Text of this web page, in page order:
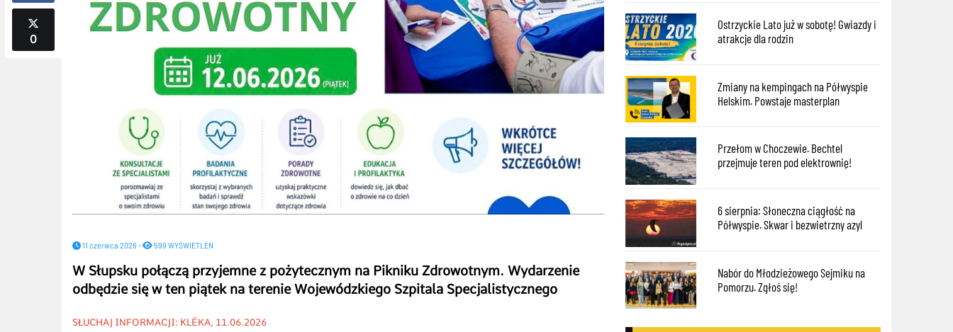
0
11 czerwca 2026 - 599 WYŚWIETLEŃ
W Słupsku połączą przyjemne z pożytecznym na Pikniku Zdrowotnym. Wydarzenie
odbędzie się w ten piątek na terenie Wojewódzkiego Szpitala Specjalistycznego
SŁUCHAJ INFORMACJI: KLËKA, 11.06.2026
Ostrzyckie Lato już w sobotę! Gwiazdy i
atrakcje dla rodzin
Zmiany na kempingach na Półwyspie
Helskim. Powstaje masterplan
Przełom w Choczewie. Bechtel
przejmuje teren pod elektrownię!
6 sierpnia: Słoneczna ciągłość na
Półwyspie. Skwar i bezwietrzny azyl
Nabór do Młodzieżowego Sejmiku na
Pomorzu. Zgłoś się!